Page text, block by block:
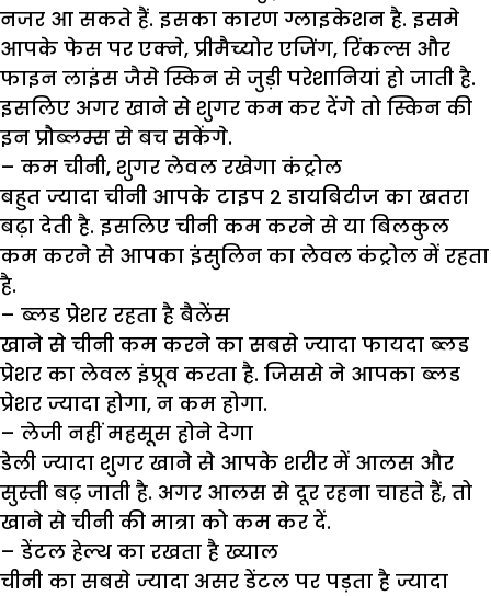
नजर आ सकते हैं. इसका कारण ग्लाइकेशन है. इसमे
आपके फेस पर एक्ने, प्रीमैच्योर एजिंग, रिंकल्स और
फाइन लाइंस जैसे स्किन से जुड़ी परेशानियां हो जाती है.
इसलिए अगर खाने से शुगर कम कर देंगे तो स्किन की
इन प्रौब्लम्स से बच सकेंगे.
– कम चीनी, शुगर लेवल रखेगा कंट्रोल
बहुत ज्यादा चीनी आपके टाइप 2 डायबिटीज का खतरा
बढ़ा देती है. इसलिए चीनी कम करने से या बिलकुल
कम करने से आपका इंसुलिन का लेवल कंट्रोल में रहता
है.
– ब्लड प्रेशर रहता है बैलेंस
खाने से चीनी कम करने का सबसे ज्यादा फायदा ब्लड
प्रेशर का लेवल इंप्रूव करता है. जिससे ने आपका ब्लड
प्रेशर ज्यादा होगा, न कम होगा.
– लेजी नहीं महसूस होने देगा
डेली ज्यादा शुगर खाने से आपके शरीर में आलस और
सुस्ती बढ़ जाती है. अगर आलस से दूर रहना चाहते हैं, तो
खाने से चीनी की मात्रा को कम कर दें.
– डेंटल हेल्थ का रखता है ख्याल
चीनी का सबसे ज्यादा असर डेंटल पर पड़ता है ज्यादा